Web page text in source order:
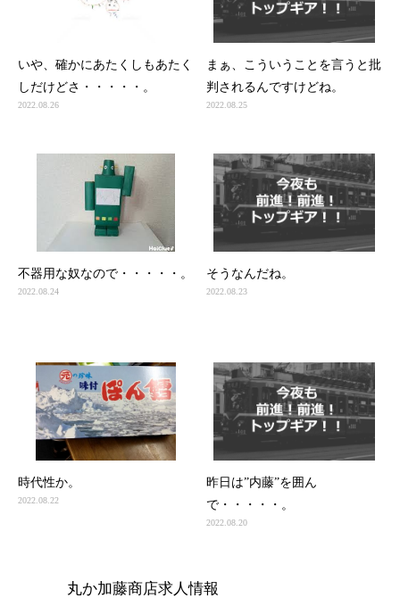
いや、確かにあたくしもあたく
しだけどさ・・・・・。
2022.08.26
まぁ、こういうことを言うと批
判されるんですけどね。
2022.08.25
不器用な奴なので・・・・・。
2022.08.24
そうなんだね。
2022.08.23
時代性か。
2022.08.22
昨日は”内藤”を囲ん
で・・・・・。
2022.08.20
丸か加藤商店求人情報